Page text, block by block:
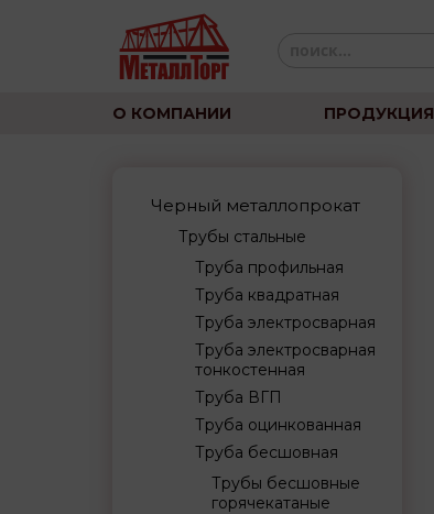
О КОМПАНИИ ПРОДУКЦИЯ
Черный металлопрокат
Трубы стальные
Труба профильная
Труба квадратная
Труба электросварная
Труба электросварная
тонкостенная
Труба ВГП
Труба оцинкованная
Труба бесшовная
Трубы бесшовные
горячекатаные